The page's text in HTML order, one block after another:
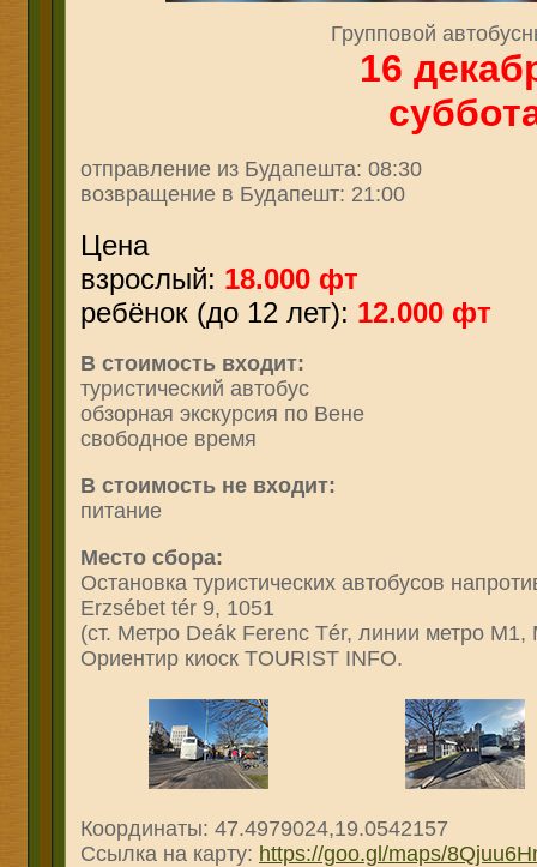
Групповой
16
отправление из Будапешта: 08:30
возвращение в Будапешт: 21:00
Цена
взрослый: 18.000 фт
ребёнок (до 12 лет): 12.000 фт
В стоимость входит:
туристический автобус
обзорная экскурсия по Вене
свободное время
В стоимость не входит:
питание
Место сбора:
Остановка туристических автобусов
Erzsébet tér 9, 1051
(ст. Метро Deák Ferenc Tér, линии метро
Ориентир киоск TOURIST INFO.
Координаты: 47.4979024,19.0542157
Ссылка на карту: https://goo.gl/maps/